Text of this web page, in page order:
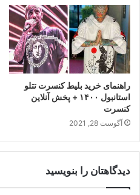
راهنمای خرید بلیط کنسرت تتلو
استانبول ۱۴۰۰ + پخش آنلاین
کنسرت
آگوست 28, 2021
دیدگاهتان را بنویسید